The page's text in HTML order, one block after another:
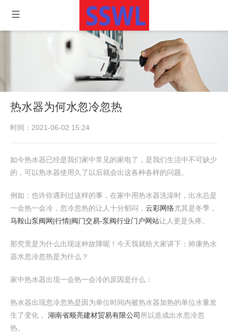
热水器为何水忽冷忽热
时间：2021-06-02 15:24
如今热水器已经是我们家中常见的家电了，是我们生活中不可缺少
的，可以热水器使用久了以后就会出这各种各样的问题。
例如：也许你遇到过这样的事，在家中用热水器洗澡时，出水总是
一会热一会冷，忽冷忽热的让人十分郁闷， 云彩网络尤其是冬季，
马鞍山泵阀网|行情|阀门交易-泵阀行业门户网站让人更是头疼。
那究竟是为什么出现这种故障呢！今天我就给大家讲下：帅康热水
器水忽冷忽热是为什么？
家中热水器出现一会热一会冷的原因是什么：
热水器出现忽冷忽热是因为单位时间内被热水器加热的单位水量发
生了变化， 湖南省顺亮建材贸易有限公司 所以造成出水忽冷忽
热。